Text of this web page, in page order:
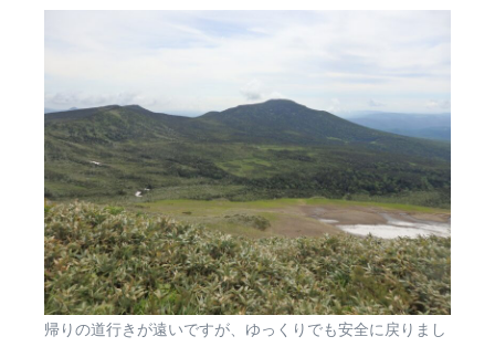
帰りの道行きが遠いですが、ゆっくりでも安全に戻りまし